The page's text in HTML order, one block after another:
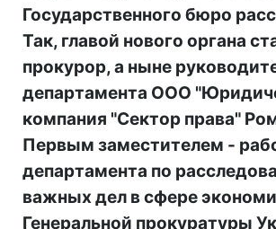
Государственного бюро
Так, главой нового органа
прокурор, а ныне
департамента ООО
компания "Сектор права"
Первым заместителем -
департамента по
важных дел в сфере
Генеральной прокуратуры